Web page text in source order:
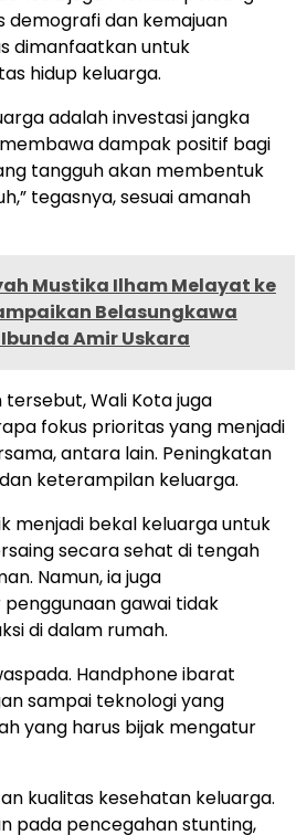
demografi dan kemajuan
dimanfaatkan untuk
hidup keluarga.
adalah investasi jangka
dampak positif bagi
tangguh akan membentuk
tegasnya, sesuai amanah
Mustika Ilham Melayat ke
Belasungkawa
Amir Uskara
Wali Kota juga
fokus prioritas yang menjadi
antara lain. Peningkatan
keterampilan keluarga.
menjadi bekal keluarga untuk
secara sehat di tengah
Namun, ia juga
gawai tidak
di dalam rumah.
Handphone ibarat
sampai teknologi yang
yang harus bijak mengatur
kualitas kesehatan keluarga.
pada pencegahan stunting,